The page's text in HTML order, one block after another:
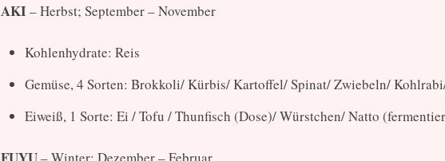
AKI– Herbst; September – November
Kohlenhydrate: Reis
Gemüse, 4 Sorten: Brokkoli/ Kürbis/ Kartoffel/ Spinat/ Zwiebeln/
Eiweiß, 1 Sorte: Ei / Tofu / Thunfisch (Dose)/ Würstchen/ Natto